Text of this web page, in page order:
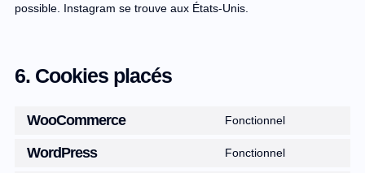
possible. Instagram se trouve aux États-Unis.
6. Cookies placés
WooCommerce Fonctionnel
WordPress Fonctionnel